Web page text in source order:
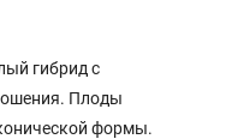
гибрид с
Плоды
формы.